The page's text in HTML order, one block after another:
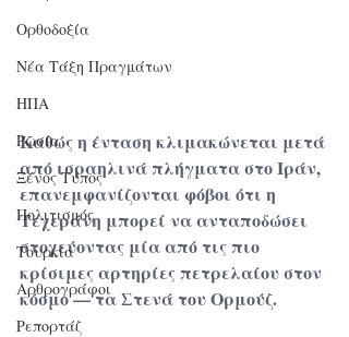
Ορθοδοξία
Νέα Τάξη Πραγμάτων
ΗΠΑ
Ρωσία
Ξένος Τύπος
Πολιτισμός
Τουρκία
Αρθρογράφοι
Ρεπορτάζ
Καθώς η ένταση κλιμακώνεται μετά
από ισραηλινά πλήγματα στο Ιράν,
επανεμφανίζονται φόβοι ότι η
Τεχεράνη μπορεί να ανταποδώσει
στοχεύοντας μία από τις πιο
κρίσιμες αρτηρίες πετρελαίου στον
κόσμο — τα Στενά του Ορμούζ.